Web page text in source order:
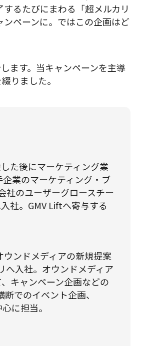
るたびにまわる「超メルカリ
ペーンに。ではこの企画はど
ます。当キャンペーンを主導
りました。
た後にマーケティング業
業のマーケティング・ブ
社のユーザーグロースチー
社。GMV Liftへ寄与する
ンドメディアの新規提案
へ入社。オウンドメディア
キャンペーン企画などの
でのイベント企画、
に担当。